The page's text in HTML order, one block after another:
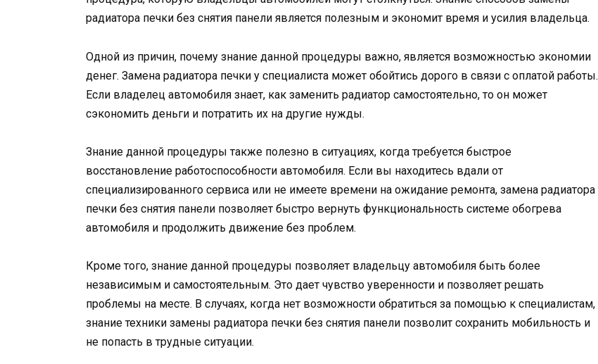
радиатора печки без снятия панели является полезным и экономит время и усилия владельца.
Одной из причин, почему знание данной процедуры важно, является возможностью экономии
денег. Замена радиатора печки у специалиста может обойтись дорого в связи с оплатой работы.
Если владелец автомобиля знает, как заменить радиатор самостоятельно, то он может
сэкономить деньги и потратить их на другие нужды.
Знание данной процедуры также полезно в ситуациях, когда требуется быстрое
восстановление работоспособности автомобиля. Если вы находитесь вдали от
специализированного сервиса или не имеете времени на ожидание ремонта, замена радиатора
печки без снятия панели позволяет быстро вернуть функциональность системе обогрева
автомобиля и продолжить движение без проблем.
Кроме того, знание данной процедуры позволяет владельцу автомобиля быть более
независимым и самостоятельным. Это дает чувство уверенности и позволяет решать
проблемы на месте. В случаях, когда нет возможности обратиться за помощью к специалистам,
знание техники замены радиатора печки без снятия панели позволит сохранить мобильность и
не попасть в трудные ситуации.